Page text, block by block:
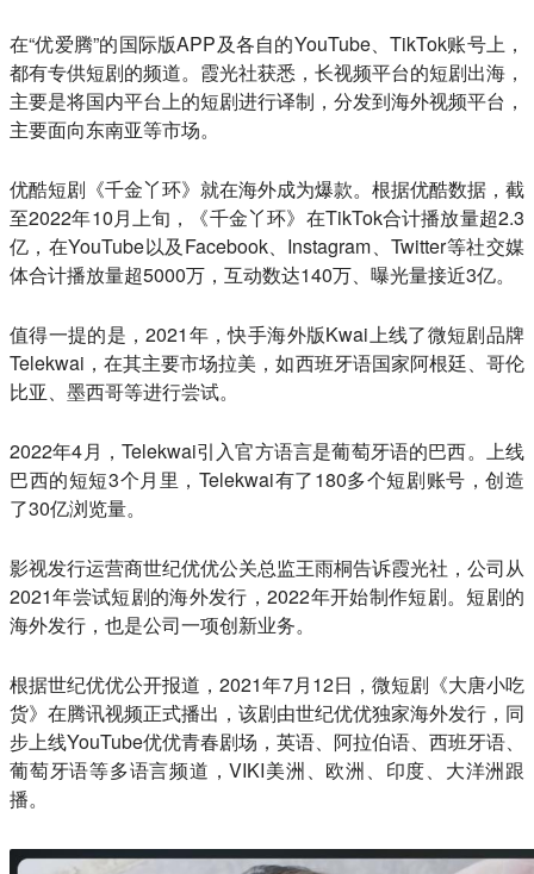
在“优爱腾”的国际版APP及各自的YouTube、TikTok账号上，
都有专供短剧的频道。霞光社获悉，长视频平台的短剧出海，
主要是将国内平台上的短剧进行译制，分发到海外视频平台，
主要面向东南亚等市场。
优酷短剧《千金丫环》就在海外成为爆款。根据优酷数据，截
至2022年10月上旬，《千金丫环》在TikTok合计播放量超2.3
亿，在YouTube以及Facebook、Instagram、Twitter等社交媒
体合计播放量超5000万，互动数达140万、曝光量接近3亿。
值得一提的是，2021年，快手海外版Kwai上线了微短剧品牌
Telekwai，在其主要市场拉美，如西班牙语国家阿根廷、哥伦
比亚、墨西哥等进行尝试。
2022年4月，Telekwai引入官方语言是葡萄牙语的巴西。上线
巴西的短短3个月里，Telekwai有了180多个短剧账号，创造
了30亿浏览量。
影视发行运营商世纪优优公关总监王雨桐告诉霞光社，公司从
2021年尝试短剧的海外发行，2022年开始制作短剧。短剧的
海外发行，也是公司一项创新业务。
根据世纪优优公开报道，2021年7月12日，微短剧《大唐小吃
货》在腾讯视频正式播出，该剧由世纪优优独家海外发行，同
步上线YouTube优优青春剧场，英语、阿拉伯语、西班牙语、
葡萄牙语等多语言频道，VIKI美洲、欧洲、印度、大洋洲跟
播。